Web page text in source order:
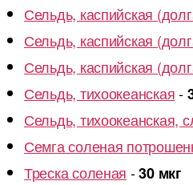
Сельдь, каспийская
Сельдь, каспийская
Сельдь, каспийская
Сельдь, тихоокеанская-
Сельдь, тихоокеанская,
Семга соленая
Треска соленая -30 мкг